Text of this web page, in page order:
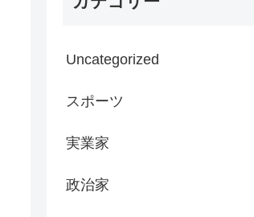
Uncategorized
スポーツ
実業家
政治家